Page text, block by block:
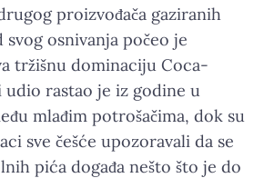
proizvođača gaziranih
osnivanja počeo je
tržišnu dominaciju Coca-
udio rastao je iz godine u
mlađim potrošačima, dok su
sve češće upozoravali da se
pića događa nešto što je do